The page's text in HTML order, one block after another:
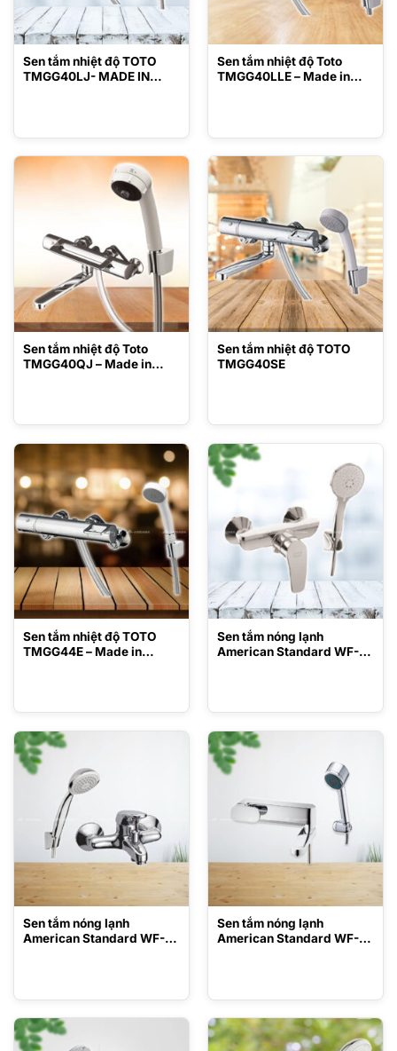
Sen tắm nhiệt độ TOTO
TMGG40LJ- MADE IN
Sen tắm nhiệt độ Toto
TMGG40LLE – Made in
Sen tắm nhiệt độ Toto
TMGG40QJ – Made in
Sen tắm nhiệt độ TOTO
TMGG40SE
Sen tắm nhiệt độ TOTO
TMGG44E – Made in
Sen tắm nóng lạnh
American Standard WF-
Sen tắm nóng lạnh
American Standard WF-
Sen tắm nóng lạnh
American Standard WF-